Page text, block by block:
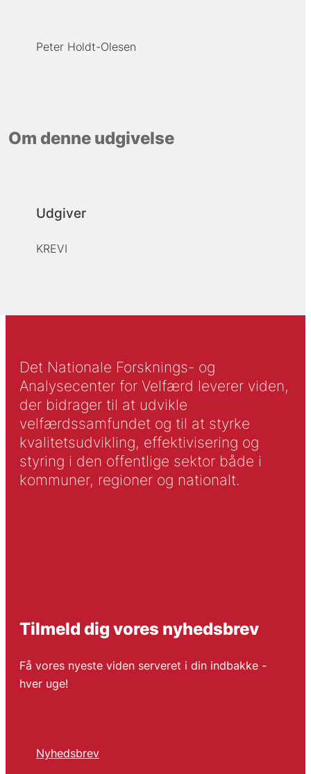
Peter Holdt-Olesen
Om denne udgivelse
Udgiver
KREVI
Det Nationale Forsknings- og
Analysecenter for Velfærd leverer viden,
der bidrager til at udvikle
velfærdssamfundet og til at styrke
kvalitetsudvikling, effektivisering og
styring i den offentlige sektor både i
kommuner, regioner og nationalt.
Tilmeld dig vores nyhedsbrev
Få vores nyeste viden serveret i din indbakke -
hver uge!
Nyhedsbrev